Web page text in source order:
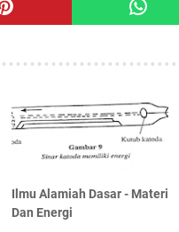
Ilmu Alamiah Dasar - Materi
Dan Energi